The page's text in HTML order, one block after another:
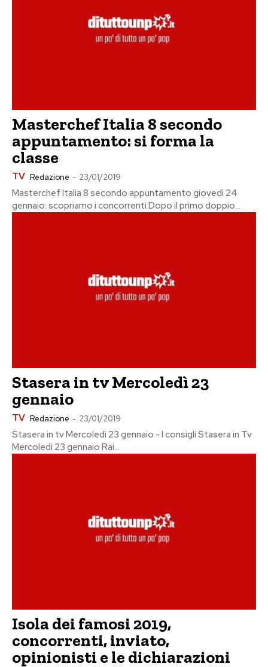
Masterchef Italia 8 secondo
appuntamento: si forma la
classe
TV Redazione - 23/01/2019
Masterchef Italia 8 secondo appuntamento giovedì 24
gennaio: scopriamo i concorrenti Dopo il primo doppio...
Stasera in tv Mercoledì 23
gennaio
TV Redazione - 23/01/2019
Stasera in tv Mercoledì 23 gennaio - I consigli Stasera in Tv
Mercoledì 23 gennaio Rai...
Isola dei famosi 2019,
concorrenti, inviato,
opinionisti e le dichiarazioni